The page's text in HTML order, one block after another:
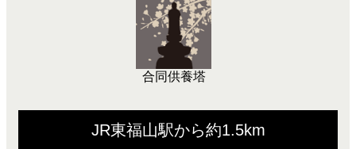
合同供養塔
JR東福山駅から約1.5km